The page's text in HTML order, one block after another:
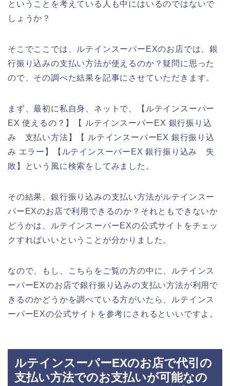
ということを考えている人も中にはいるのではないで
しょうか？
そこでここでは、ルテインスーパーEXのお店では、銀
行振り込みの支払い方法が使えるのか？疑問に思った
ので、その調べた結果を記事にさせていただきます。
まず、最初に私自身、ネットで、【ルテインスーパー
EX 使えるの？】【 ルテインスーパーEX 銀行振り込
み 支払い方法】【 ルテインスーパーEX 銀行振り込
み エラー】【ルテインスーパーEX 銀行振り込み 失
敗】という風に検索をしてみました。
その結果、銀行振り込みの支払い方法がルテインスー
パーEXのお店で利用できるのか？それともできないか
どうかは、ルテインスーパーEXの公式サイトをチェッ
クすればいいということが分かりました。
なので、もし、こちらをご覧の方の中に、ルテインス
ーパーEXのお店で銀行振り込みの支払い方法が利用で
きるのかどうかを調べている方がいたら、ルテインス
ーパーEXの公式サイトを参考にされるといいですよ。
ルテインスーパーEXのお店で代引の
支払い方法でのお支払いが可能なの